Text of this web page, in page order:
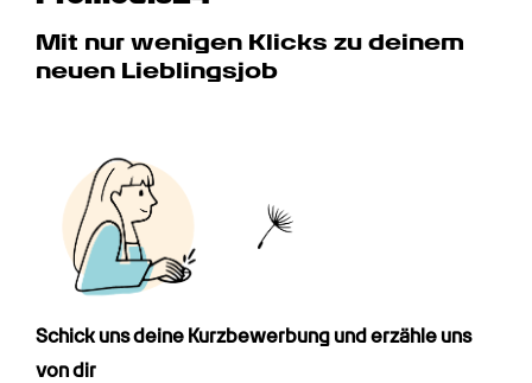
Mit nur wenigen Klicks zu deinem
neuen Lieblingsjob
Schick uns deine Kurz­bewerbung und erzähle uns
von dir